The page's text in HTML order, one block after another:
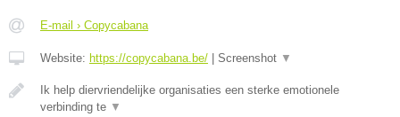
E-mail › Copycabana
Website: https://copycabana.be/ Screenshot ▼
Ik help diervriendelijke organisaties een sterke emotionele
verbinding te ▼